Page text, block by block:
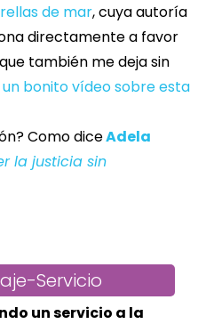
de mar, cuya autoría
directamente a favor
también me deja sin
un bonito vídeo sobre esta
Como diceAdela
la justicia sin
Servicio
un servicio a la